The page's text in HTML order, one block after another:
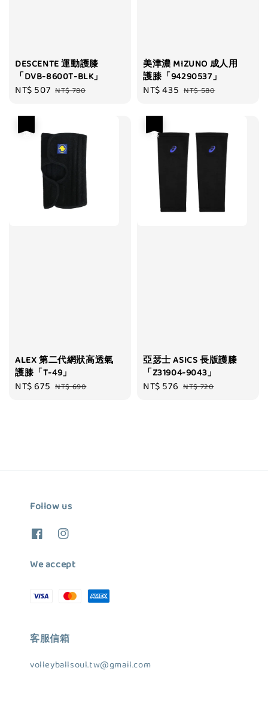
DESCENTE 運動護膝
「DVB-8600T-BLK」
Sale
NT$ 507 Regular
NT$ 780
美津濃 MIZUNO 成人用
護膝「94290537」
Sale
NT$ 435 Regular
NT$ 580
ALEX 第二代網狀高透氣
護膝「T-49」
Sale
NT$ 675 Regular
NT$ 690
亞瑟士 ASICS 長版護膝
「Z31904-9043」
Sale
NT$ 576 Regular
NT$ 720
Follow us
We accept
客服信箱
volleyballsoul.tw@gmail.com